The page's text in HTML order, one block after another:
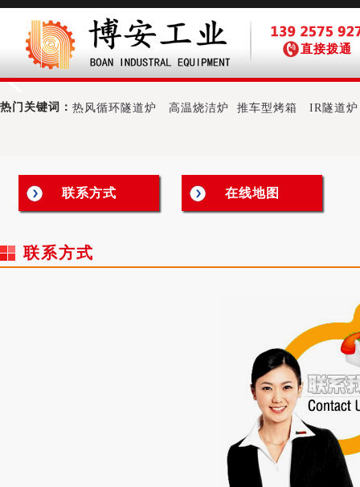
直接拨通
热门关键词： 热风循环隧道炉 高温烧洁炉 推车型烤箱 IR隧道炉
联系方式 在线地图
联系方式